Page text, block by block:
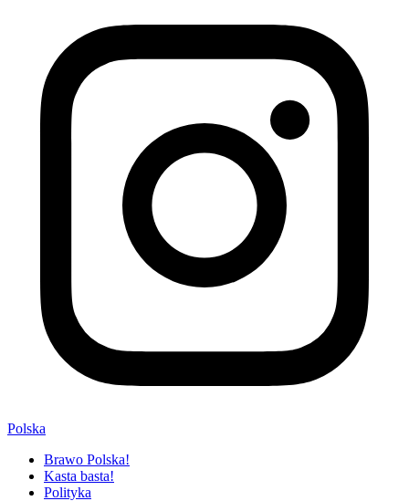
Polska
Brawo Polska!
Kasta basta!
Polityka